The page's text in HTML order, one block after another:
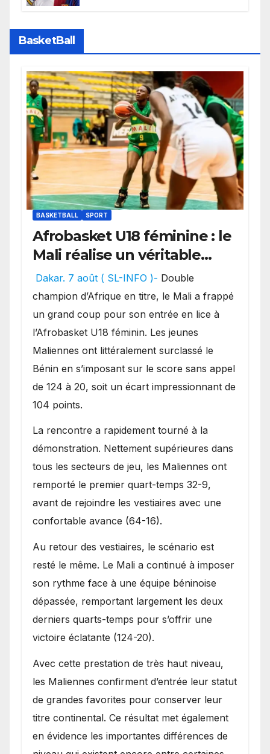
BasketBall
BASKETBALL SPORT
Afrobasket U18 féminine : le
Mali réalise un véritable
festival offensif et inflige
une lourde défaite au
Bénin.
Dakar. 7 août ( SL-INFO )- Double
champion d’Afrique en titre, le Mali a frappé
un grand coup pour son entrée en lice à
l’Afrobasket U18 féminin. Les jeunes
Maliennes ont littéralement surclassé le
Bénin en s’imposant sur le score sans appel
de 124 à 20, soit un écart impressionnant de
104 points.
La rencontre a rapidement tourné à la
démonstration. Nettement supérieures dans
tous les secteurs de jeu, les Maliennes ont
remporté le premier quart-temps 32-9,
avant de rejoindre les vestiaires avec une
confortable avance (64-16).
Au retour des vestiaires, le scénario est
resté le même. Le Mali a continué à imposer
son rythme face à une équipe béninoise
dépassée, remportant largement les deux
derniers quarts-temps pour s’offrir une
victoire éclatante (124-20).
Avec cette prestation de très haut niveau,
les Maliennes confirment d’entrée leur statut
de grandes favorites pour conserver leur
titre continental. Ce résultat met également
en évidence les importantes différences de